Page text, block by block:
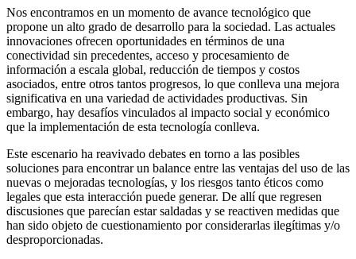
Nos encontramos en un momento de avance tecnológico que
propone un alto grado de desarrollo para la sociedad. Las actuales
innovaciones ofrecen oportunidades en términos de una
conectividad sin precedentes, acceso y procesamiento de
información a escala global, reducción de tiempos y costos
asociados, entre otros tantos progresos, lo que conlleva una mejora
significativa en una variedad de actividades productivas. Sin
embargo, hay desafíos vinculados al impacto social y económico
que la implementación de esta tecnología conlleva.
Este escenario ha reavivado debates en torno a las posibles
soluciones para encontrar un balance entre las ventajas del uso de las
nuevas o mejoradas tecnologías, y los riesgos tanto éticos como
legales que esta interacción puede generar. De allí que regresen
discusiones que parecían estar saldadas y se reactiven medidas que
han sido objeto de cuestionamiento por considerarlas ilegítimas y/o
desproporcionadas.